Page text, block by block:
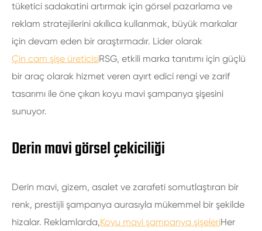
tüketici sadakatini artırmak için görsel pazarlama ve
reklam stratejilerini akıllıca kullanmak, büyük markalar
için devam eden bir araştırmadır. Lider olarak
Çin cam şişe üreticisiRSG, etkili marka tanıtımı için güçlü
bir araç olarak hizmet veren ayırt edici rengi ve zarif
tasarımı ile öne çıkan koyu mavi şampanya şişesini
sunuyor.
Derin mavi görsel çekiciliği
Derin mavi, gizem, asalet ve zarafeti somutlaştıran bir
renk, prestijli şampanya aurasıyla mükemmel bir şekilde
hizalar. Reklamlarda,Koyu mavi şampanya şişeleriHer